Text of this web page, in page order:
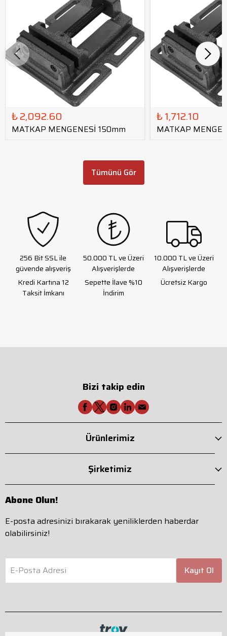
₺ 2,092.60
MATKAP MENGENESİ 150mm
₺ 1,712.10
MATKAP
Tümünü Gör
256 Bit SSL ile
güvende alışveriş
Kredi Kartına 12
Taksit İmkanı
50.000 TL ve Üzeri
Alışverişlerde
Sepette İlave %10
İndirim
10.000 TL ve Üzeri
Alışverişlerde
Ücretsiz Kargo
Bizi takip edin
Ürünlerimiz
Şirketimiz
Abone Olun!
E-posta adresinizi bırakarak yeniliklerden haberdar
olabilirsiniz!
E-Posta Adresi Kayıt Ol